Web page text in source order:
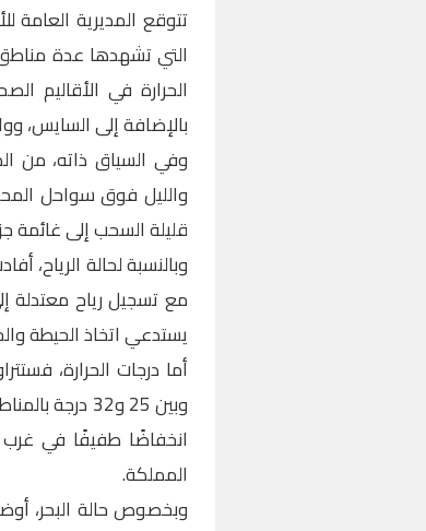
تتوقع المديرية العامة
التي تشهدها عدة
الحرارة في الأقاليم
بالإضافة إلى
وفي السياق ذاته، من
والليل فوق سواحل
قليلة السحب إلى غائمة
وبالنسبة لحالة الرياح،
مع تسجيل رياح معتدلة
يستدعي اتخاذ الحيطة
وبين 25 و32
انخفاضًا طفيفًا في غرب
المملكة.
وبخصوص حالة البحر،